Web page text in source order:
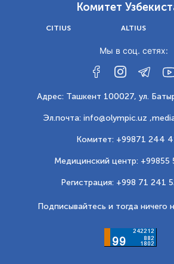
Комитет
CITIUS ALTIUS
Мы в соц. сетях:
Адрес: Ташкент 100027, ул.
Эл.почта: info@olympic.uz ,
Комитет: +99871 244
Медицинский центр: +99855
Регистрация: +998 71 241
Подписывайтесь и тогда ничего